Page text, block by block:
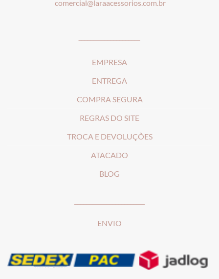
comercial@laraacessorios.com.br
EMPRESA
ENTREGA
COMPRA SEGURA
REGRAS DO SITE
TROCA E DEVOLUÇÕES
ATACADO
BLOG
ENVIO